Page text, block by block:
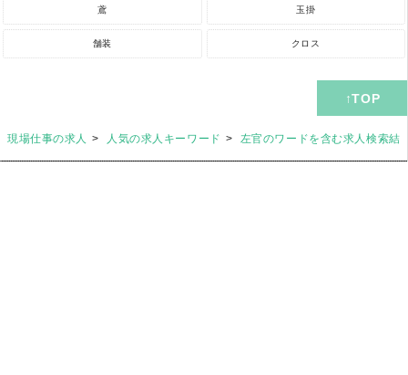
鳶 玉掛
舗装 クロス
現場仕事の求人 人気の求人キーワード 左官のワードを含む求人検索結